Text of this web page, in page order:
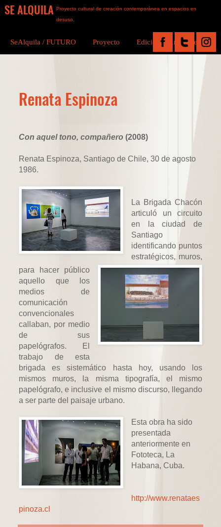
SE ALQUILA Proyecto cultural de creación contemporánea en espacios en
desuso.
SeAlquila / FUTURO Proyecto Ediciones Anteriores
Renata Espinoza
Con aquel tono, compañero (2008)
Renata Espinoza, Santiago de Chile, 30 de agosto
1986.
La Brigada Chacón
articuló un circuito
en la ciudad de
Santiago
identificando puntos
estratégicos, muros,
para hacer público
aquello que los
medios de
comunicación
convencionales
callaban, por medio
de sus
papelógrafos. El
trabajo de esta
brigada es sistemático hasta hoy, usando los
mismos muros, la misma tipografía, el mismo
papelógrafo, e inclusive el mismo discurso, llegando
a ser parte del paisaje urbano.
Esta obra ha sido
presentada
anteriormente en
Fototeca, La
Habana, Cuba.
http://www.renataes
pinoza.cl